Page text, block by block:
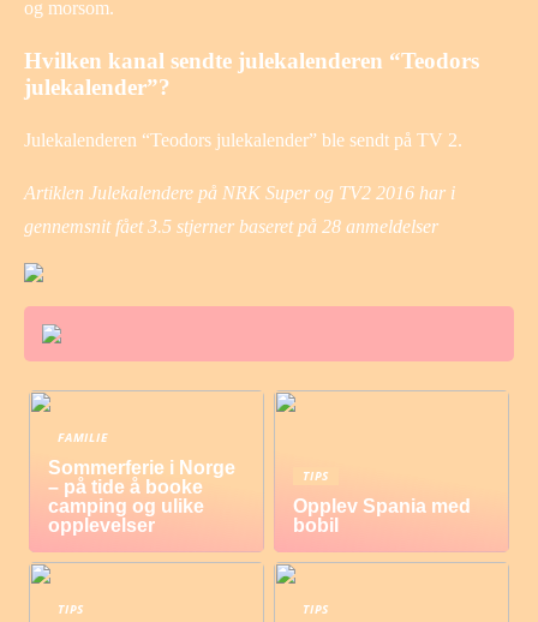
og morsom.
Hvilken kanal sendte julekalenderen “Teodors
julekalender”?
Julekalenderen “Teodors julekalender” ble sendt på TV 2.
Artiklen Julekalendere på NRK Super og TV2 2016 har i
gennemsnit fået3.5 stjerner baseret på 28 anmeldelser
FAMILIE
Sommerferie i Norge
– på tide å booke
camping og ulike
opplevelser
TIPS
Opplev Spania med
bobil
TIPS TIPS